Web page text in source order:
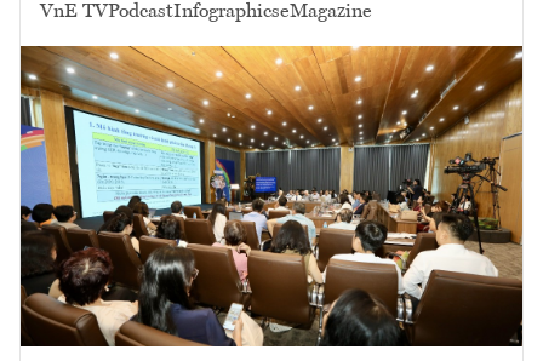
VnE TVPodcastInfographicseMagazine